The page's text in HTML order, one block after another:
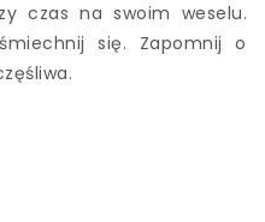
czas na swoim weselu.
się. Zapomnij o